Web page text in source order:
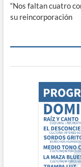
“Nos faltan cuatro
su reincorporación